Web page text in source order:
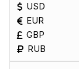
USD
EUR
GBP
RUB